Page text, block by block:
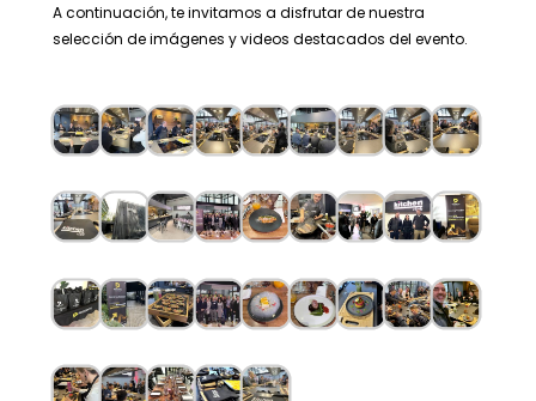
A continuación, te invitamos a disfrutar de nuestra
selección de imágenes y videos destacados del evento.